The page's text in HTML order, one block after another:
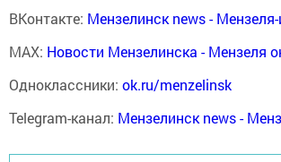
ВКонтакте: Мензелинск news -
MAX: Новости Мензелинска - Мензеля
Одноклассники: ok.ru/menzelinsk
Telegram-канал: Мензелинск news -